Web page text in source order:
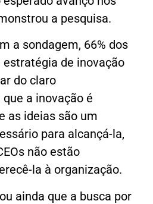
a pesquisa.
a sondagem, 66% dos
estratégia de inovação
do claro
a inovação é
as ideias são um
para alcançá-la,
não estão
la à organização.
ainda que a busca por